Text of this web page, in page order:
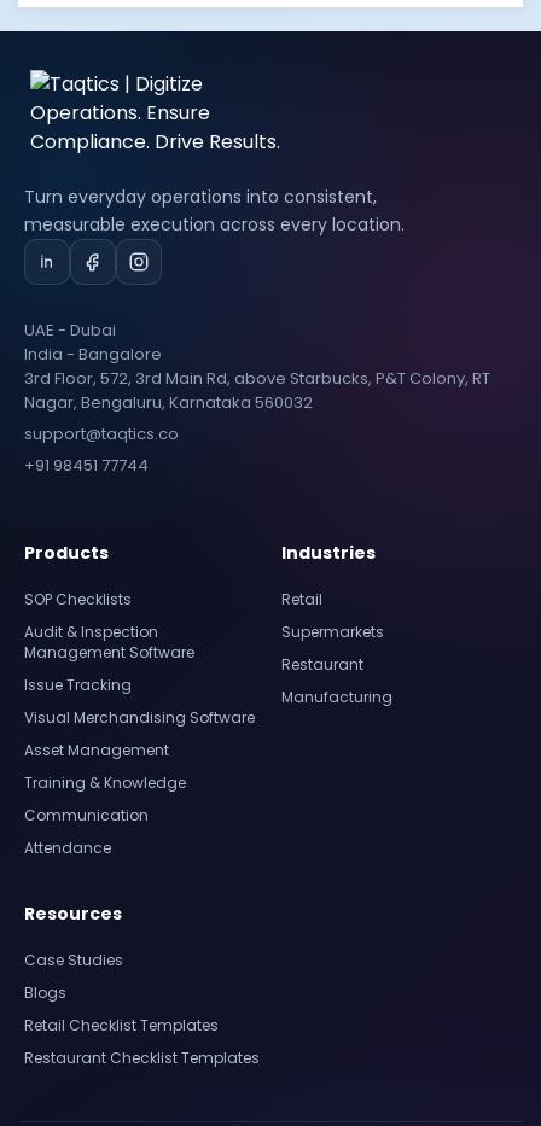
Turn everyday operations into consistent,
measurable execution across every location.
UAE - Dubai
India - Bangalore
3rd Floor, 572, 3rd Main Rd, above Starbucks, P&T Colony, RT
Nagar, Bengaluru, Karnataka 560032
support@taqtics.co
+91 98451 77744
Products
SOP Checklists
Audit & Inspection
Management Software
Issue Tracking
Visual Merchandising Software
Asset Management
Training & Knowledge
Communication
Attendance
Industries
Retail
Supermarkets
Restaurant
Manufacturing
Resources
Case Studies
Blogs
Retail Checklist Templates
Restaurant Checklist Templates